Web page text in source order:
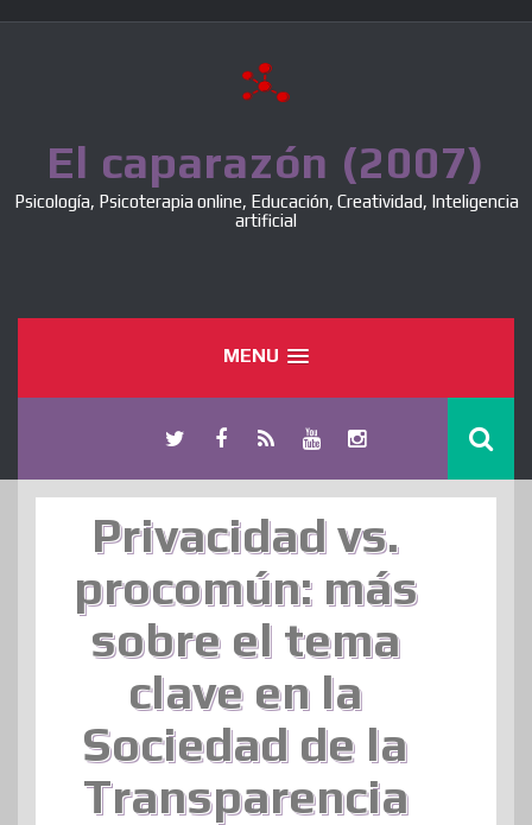
El caparazón (2007)
Psicología, Psicoterapia online, Educación, Creatividad, Inteligencia
artificial
MENU
Privacidad vs.
procomún: más
sobre el tema
clave en la
Sociedad de la
Transparencia